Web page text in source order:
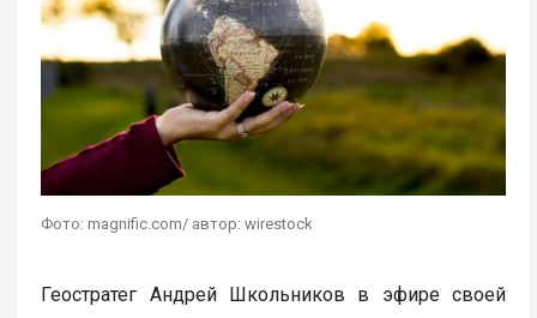
Фото: magnific.com/ автор: wirestock
Геостратег Андрей Школьников в эфире своей